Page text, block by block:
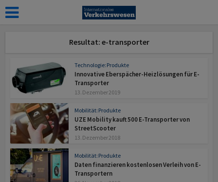
Resultat: e-transporter
Technologie: Produkte
Innovative Eberspächer-Heizlösungen für E-
Transporter
13. Dezember 2019
Mobilität: Produkte
UZE Mobility kauft 500 E-Transporter von
StreetScooter
13. Dezember 2018
Mobilität: Produkte
Daten finanzieren kostenlosen Verleih von E-
Transportern